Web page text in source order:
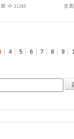
수 31269 조
4 5 6 7 8 9